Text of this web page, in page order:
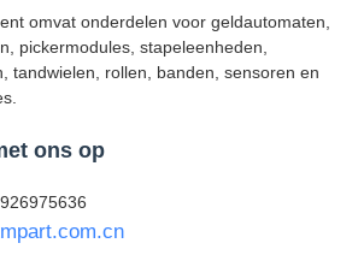
omvat onderdelen voor geldautomaten,
pickermodules, stapeleenheden,
tandwielen, rollen, banden, sensoren en
ons op